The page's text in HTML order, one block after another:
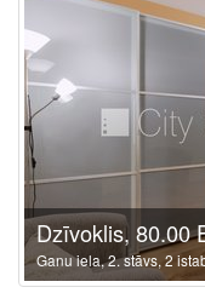
Dzīvoklis, 80.00
Ganu iela, 2. stāvs, 2